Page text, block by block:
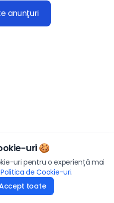
anunțuri
uri 🍪
uri pentru o experiență mai
Politica de Cookie-uri.
toate